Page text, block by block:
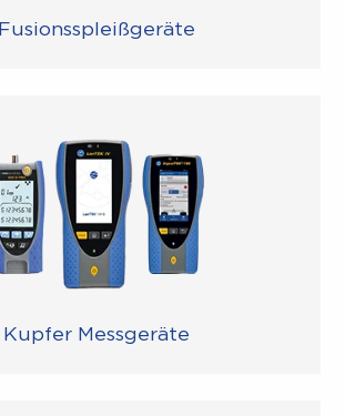
Fusionsspleißgeräte
Kupfer Messgeräte